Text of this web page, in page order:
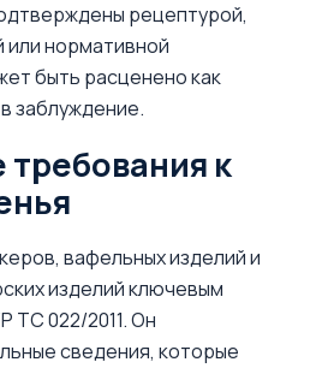
рецептурой,
или нормативной
быть расценено как
заблуждение.
к
вафельных изделий и
изделий ключевым
ТС 022/2011. Он
сведения, которые